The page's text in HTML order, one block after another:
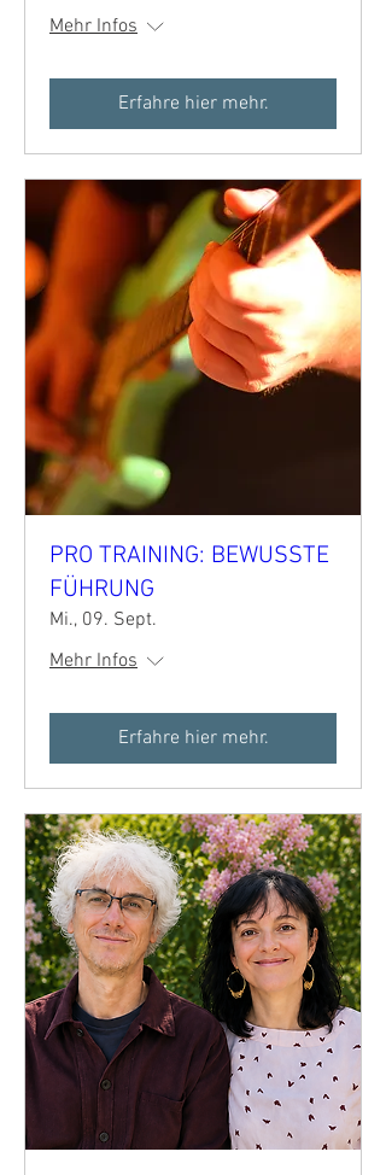
Mehr Infos
Erfahre hier mehr.
PRO TRAINING: BEWUSSTE
FÜHRUNG
Mi., 09. Sept.
Mehr Infos
Erfahre hier mehr.